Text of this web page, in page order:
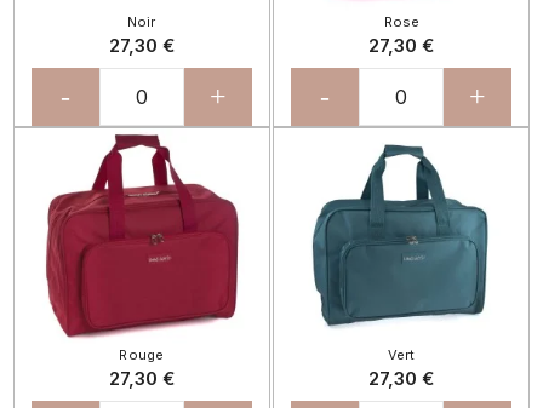
Noir
27,30 €
- +
Rose
27,30 €
- +
Rouge
27,30 €
Vert
27,30 €